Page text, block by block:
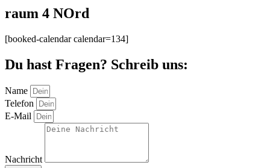
raum 4 NOrd
[booked-calendar calendar=134]
Du hast Fragen? Schreib uns:
Name
Telefon
E-Mail
Nachricht